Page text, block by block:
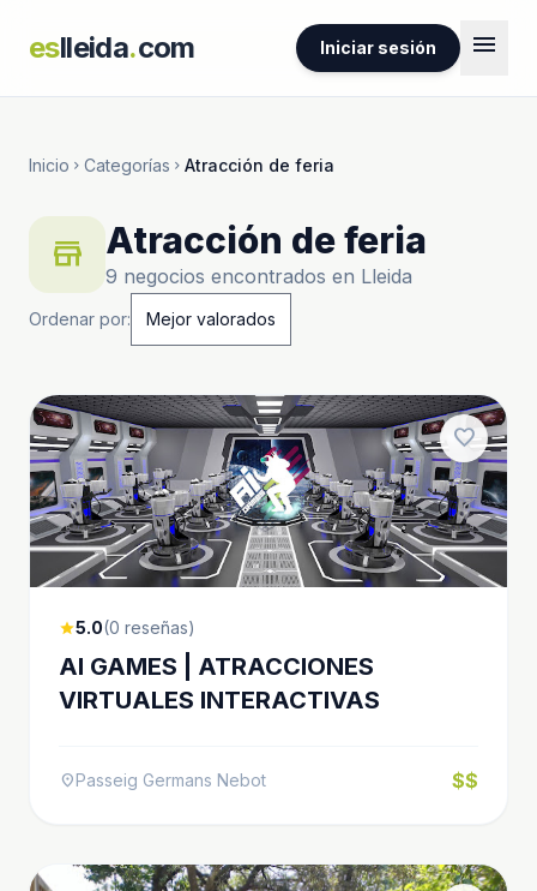
eslleida.com Iniciar sesión menu
Inicio chevron_right Categorías chevron_right Atracción de feria
store Atracción de feria
9 negocios encontrados en Lleida
Ordenar por:
favorite
star5.0(0 reseñas)
AI GAMES | ATRACCIONES
VIRTUALES INTERACTIVAS
location_onPasseig Germans Nebot $$